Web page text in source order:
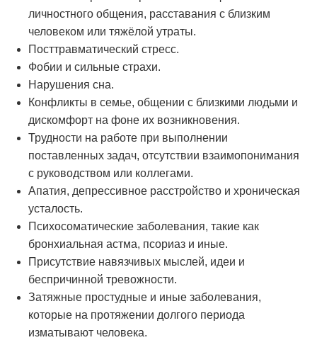
личностного общения, расставания с близким
человеком или тяжёлой утраты.
Посттравматический стресс.
Фобии и сильные страхи.
Нарушения сна.
Конфликты в семье, общении с близкими людьми и
дискомфорт на фоне их возникновения.
Трудности на работе при выполнении
поставленных задач, отсутствии взаимопонимания
с руководством или коллегами.
Апатия, депрессивное расстройство и хроническая
усталость.
Психосоматические заболевания, такие как
бронхиальная астма, псориаз и иные.
Присутствие навязчивых мыслей, идеи и
беспричинной тревожности.
Затяжные простудные и иные заболевания,
которые на протяжении долгого периода
изматывают человека.